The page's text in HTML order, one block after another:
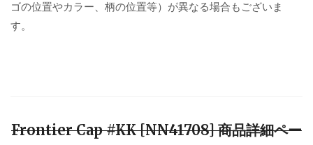
ゴの位置やカラー、柄の位置等）が異なる場合もございま
す。
Frontier Cap #KK [NN41708] 商品詳細ペー